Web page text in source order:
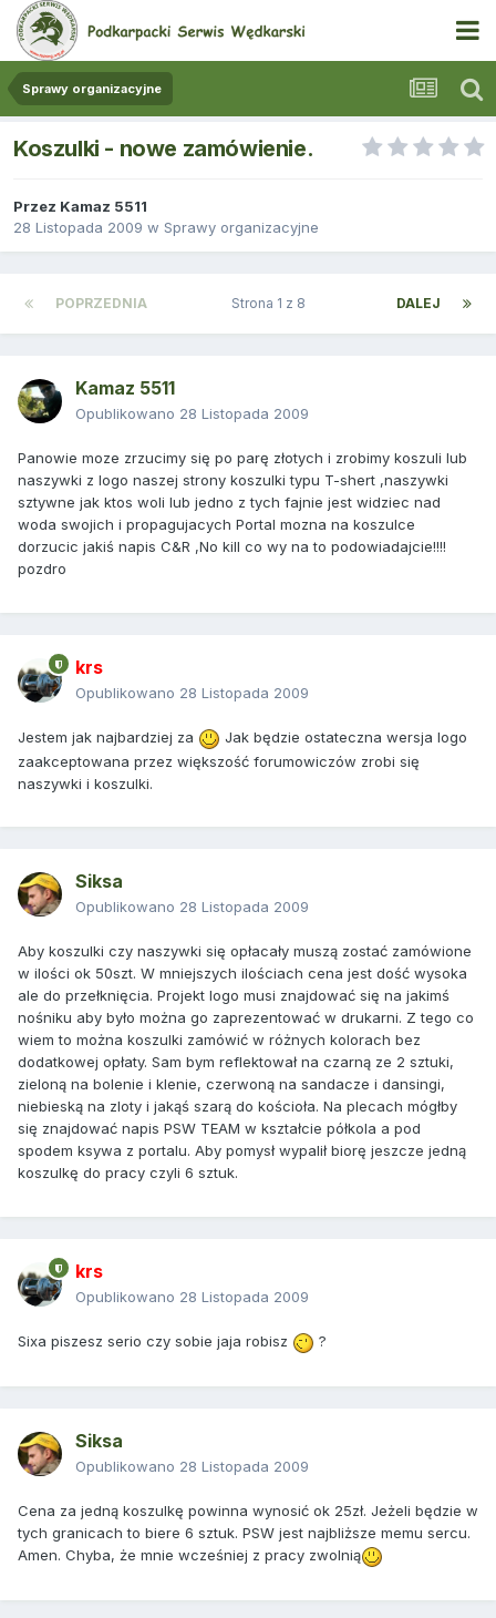
Sprawy organizacyjne
Koszulki - nowe zamówienie.
Przez Kamaz 5511
28 Listopada 2009 w Sprawy organizacyjne
POPRZEDNIA DALEJ
Strona 1 z 8
Kamaz 5511
Opublikowano 28 Listopada 2009
Panowie moze zrzucimy się po parę złotych i zrobimy koszuli lub
naszywki z logo naszej strony koszulki typu T-shert ,naszywki
sztywne jak ktos woli lub jedno z tych fajnie jest widziec nad
woda swojich i propagujacych Portal mozna na koszulce
dorzucic jakiś napis C&R ,No kill co wy na to podowiadajcie!!!!
pozdro
krs
Opublikowano 28 Listopada 2009
Jestem jak najbardziej za
Jak będzie ostateczna wersja logo
zaakceptowana przez większość forumowiczów zrobi się
naszywki i koszulki.
Siksa
Opublikowano 28 Listopada 2009
Aby koszulki czy naszywki się opłacały muszą zostać zamówione
w ilości ok 50szt. W mniejszych ilościach cena jest dość wysoka
ale do przełknięcia. Projekt logo musi znajdować się na jakimś
nośniku aby było można go zaprezentować w drukarni. Z tego co
wiem to można koszulki zamówić w różnych kolorach bez
dodatkowej opłaty. Sam bym reflektował na czarną ze 2 sztuki,
zieloną na bolenie i klenie, czerwoną na sandacze i dansingi,
niebieską na zloty i jakąś szarą do kościoła. Na plecach mógłby
się znajdować napis PSW TEAM w kształcie półkola a pod
spodem ksywa z portalu. Aby pomysł wypalił biorę jeszcze jedną
koszulkę do pracy czyli 6 sztuk.
krs
Opublikowano 28 Listopada 2009
Sixa piszesz serio czy sobie jaja robisz ?
Siksa
Opublikowano 28 Listopada 2009
Cena za jedną koszulkę powinna wynosić ok 25zł. Jeżeli będzie w
tych granicach to biere 6 sztuk. PSW jest najbliższe memu sercu.
Amen. Chyba, że mnie wcześniej z pracy zwolnią